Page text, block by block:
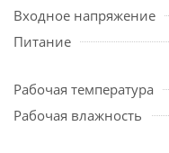
Входное напряжение
Питание
Рабочая температура
Рабочая влажность